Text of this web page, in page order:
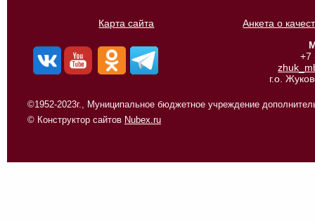
Карта сайта
Анкета о
+7
г.о.
©1952-2023г., Муниципальное бюджетное учреждение
© Конструктор сайтов Nubex.ru